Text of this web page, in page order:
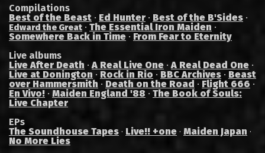
Compilations
Best of the Beast · Ed Hunter · Best of the B'Sides ·
Edward the Great · The Essential Iron Maiden ·
Somewhere Back in Time · From Fear to Eternity
Live albums
Live After Death ·A Real Live One ·A Real Dead One ·
Live at Donington · Rock in Rio · BBC Archives · Beast
over Hammersmith · Death on the Road · Flight 666 ·
En Vivo! · Maiden England '88 · The Book of Souls:
Live Chapter
EPs
The Soundhouse Tapes · Live!! +one · Maiden Japan ·
No More Lies